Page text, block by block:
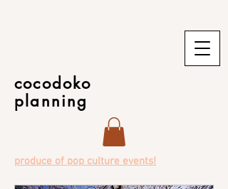
cocodoko
planning
produce of pop culture events!